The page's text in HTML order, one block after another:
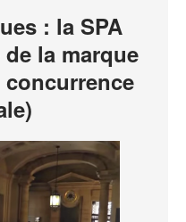
: la SPA
la marque
concurrence